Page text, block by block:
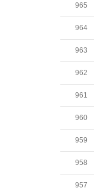
965
964
963
962
961
960
959
958
957